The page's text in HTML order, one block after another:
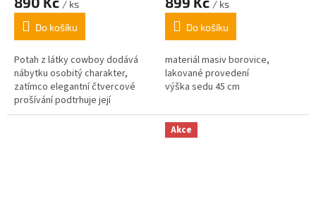
/ ks
Do košíku
Potah z látky cowboy dodává
nábytku osobitý charakter,
zatímco elegantní čtvercové
prošívání podtrhuje její
vzhled.Černé kovové nohy
/ ks
Do košíku
materiál masiv borovice,
lakované provedení
výška sedu 45 cm
Akce